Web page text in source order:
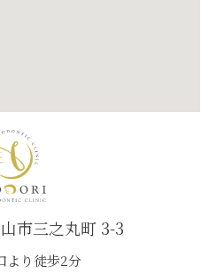
市三之丸町 3-3
より徒歩2分